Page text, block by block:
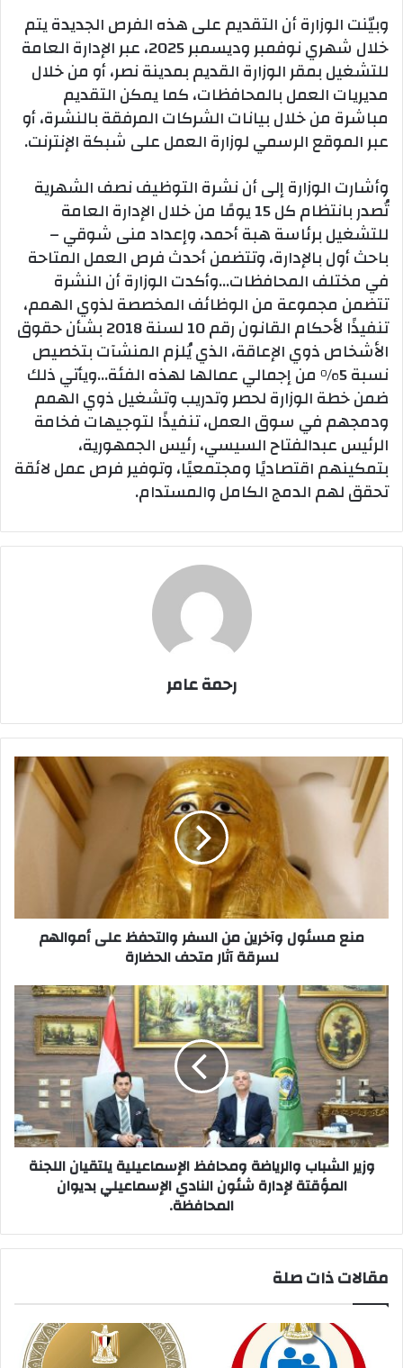
وبيّنت الوزارة أن التقديم على هذه الفرص الجديدة يتم
خلال شهري نوفمبر وديسمبر 2025، عبر الإدارة العامة
للتشغيل بمقر الوزارة القديم بمدينة نصر، أو من خلال
مديريات العمل بالمحافظات، كما يمكن التقديم
مباشرة من خلال بيانات الشركات المرفقة بالنشرة، أو
عبر الموقع الرسمي لوزارة العمل على شبكة الإنترنت.
وأشارت الوزارة إلى أن نشرة التوظيف نصف الشهرية
تُصدر بانتظام كل 15 يومًا من خلال الإدارة العامة
للتشغيل برئاسة هبة أحمد، وإعداد منى شوقي –
باحث أول بالإدارة، وتتضمن أحدث فرص العمل المتاحة
في مختلف المحافظات…وأكدت الوزارة أن النشرة
تتضمن مجموعة من الوظائف المخصصة لذوي الهمم،
تنفيذًا لأحكام القانون رقم 10 لسنة 2018 بشأن حقوق
الأشخاص ذوي الإعاقة، الذي يُلزم المنشآت بتخصيص
نسبة 5% من إجمالي عمالها لهذه الفئة…ويأتي ذلك
ضمن خطة الوزارة لحصر وتدريب وتشغيل ذوي الهمم
ودمجهم في سوق العمل، تنفيذًا لتوجيهات فخامة
الرئيس عبدالفتاح السيسي، رئيس الجمهورية،
بتمكينهم اقتصاديًا ومجتمعيًا، وتوفير فرص عمل لائقة
تحقق لهم الدمج الكامل والمستدام.
رحمة عامر
منع
مسئول
وآخرين
من
السفر
والتحفظ
أموالهم
لسرقة
منع مسئول وآخرين من السفر والتحفظ على أموالهم
لسرقة آثار متحف الحضارة
وزير
الشباب
والرياضة
ومحافظ
الإسماعيلية
يلتقيان
اللجنة
المؤقتة
لإدارة
شئون
النادي
المحافظة.
وزير الشباب والرياضة ومحافظ الإسماعيلية يلتقيان اللجنة
المؤقتة لإدارة شئون النادي الإسماعيلي بديوان
المحافظة.
مقالات ذات صلة